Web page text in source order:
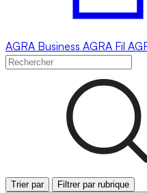
AGRA Business AGRA Fil
Trier par Filtrer par rubrique